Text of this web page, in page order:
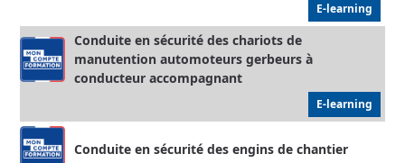
E-learning
Conduite en sécurité des chariots de
manutention automoteurs gerbeurs à
conducteur accompagnant
E-learning
Conduite en sécurité des engins de chantier